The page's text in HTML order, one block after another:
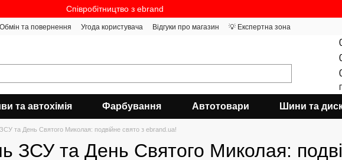
Співробітництво з ebrand
Обмін та повернення Угода користувача Відгуки про магазин 💡 Експертна зона
та автохімія Фарбування Автотовари Шини та
та День Святого Миколая: подвійне свято з ebrand.ua!
ЗСУ та День Святого Миколая: